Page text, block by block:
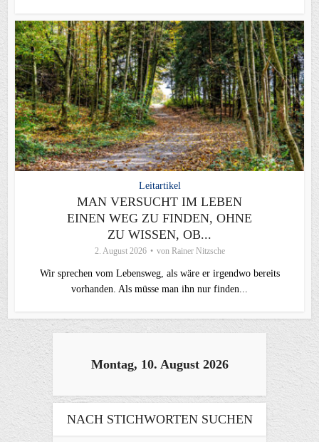
Leitartikel
MAN VERSUCHT IM LEBEN
EINEN WEG ZU FINDEN, OHNE
ZU WISSEN, OB...
2. August 2026 von Rainer Nitzsche
Wir sprechen vom Lebensweg, als wäre er irgendwo bereits
vorhanden. Als müsse man ihn nur finden...
Montag, 10. August 2026
NACH STICHWORTEN SUCHEN